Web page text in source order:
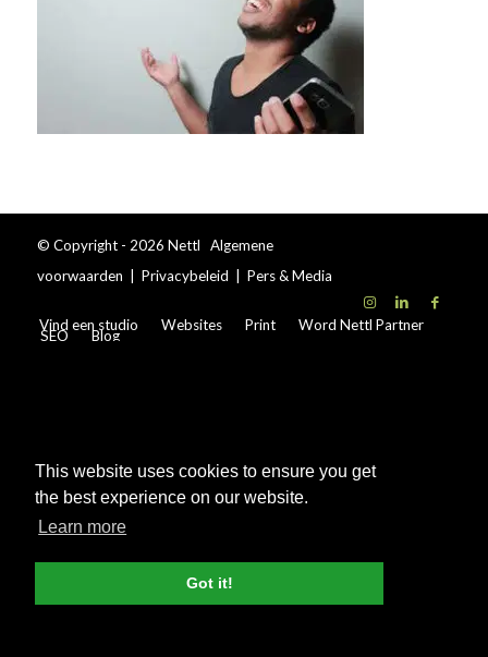
This website uses cookies to ensure you get
the best experience on our website.
Learn more
Got it!
© Copyright - 2026 Nettl Algemene
voorwaarden
Privacybeleid Pers & Media
Vind een studio Websites Print Word Nettl Partner
SEO Blog